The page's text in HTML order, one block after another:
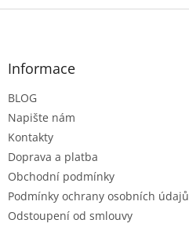
Z
Informace
BLOG
Napište nám
Kontakty
Doprava a platba
Obchodní podmínky
Podmínky ochrany osobních údajů
Odstoupení od smlouvy